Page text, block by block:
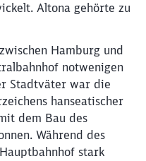
Altona gehörte zu
Hamburg und
notwenigen
Stadtväter war die
hanseatischer
dem Bau des
Während des
stark